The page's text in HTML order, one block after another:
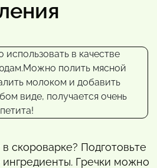
в скороварке? Подготовьте
Гречки можно